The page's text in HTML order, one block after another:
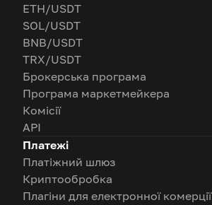
ETH/USDT
SOL/USDT
BNB/USDT
TRX/USDT
Брокерська програма
Програма маркетмейкера
Комісії
API
Платежі
Платіжний шлюз
Криптообробка
Плагіни для електронної комерції